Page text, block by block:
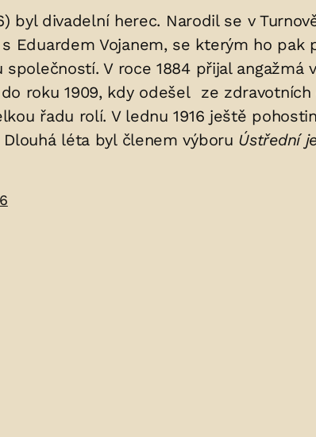
byl divadelní herec. Narodil se v
Eduardem Vojanem, se kterým ho
V roce 1884 přijal
roku 1909, kdy odešel ze
řadu rolí. V lednu 1916 ještě
léta byl členem výboru Ústřední